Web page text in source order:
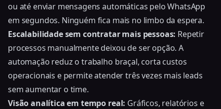
ou até enviar mensagens automáticas pelo WhatsApp
em segundos. Ninguém fica mais no limbo da espera.
Escalabilidade sem contratar mais pessoas: Repetir
processos manualmente deixou de ser opção. A
automação reduz o trabalho braçal, corta custos
operacionais e permite atender três vezes mais leads
sem aumentar o time.
Visão analítica em tempo real: Gráficos, relatórios e